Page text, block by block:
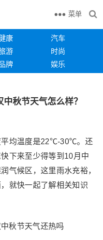
菜单
康
汽车
游
时尚
牌 娱乐
秋节天气怎么样？
平均温度是22℃-30℃。还
下来至少得等到10月中
气候区，这里雨水充裕，
就快一起了解相关知识